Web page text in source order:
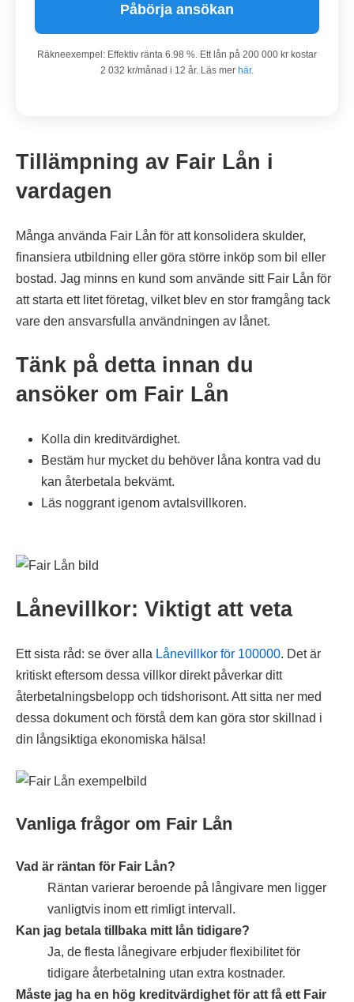
Påbörja ansökan
Räkneexempel: Effektiv ränta 6.98 %. Ett lån på 200 000 kr kostar
2 032 kr/månad i 12 år. Läs mer här.
Tillämpning av Fair Lån i
vardagen
Många använda Fair Lån för att konsolidera skulder,
finansiera utbildning eller göra större inköp som bil eller
bostad. Jag minns en kund som använde sitt Fair Lån för
att starta ett litet företag, vilket blev en stor framgång tack
vare den ansvarsfulla användningen av lånet.
Tänk på detta innan du
ansöker om Fair Lån
Kolla din kreditvärdighet.
Bestäm hur mycket du behöver låna kontra vad du
kan återbetala bekvämt.
Läs noggrant igenom avtalsvillkoren.
Lånevillkor: Viktigt att veta
Ett sista råd: se över alla Lånevillkor för 100000. Det är
kritiskt eftersom dessa villkor direkt påverkar ditt
återbetalningsbelopp och tidshorisont. Att sitta ner med
dessa dokument och förstå dem kan göra stor skillnad i
din långsiktiga ekonomiska hälsa!
Vanliga frågor om Fair Lån
Vad är räntan för Fair Lån?
Räntan varierar beroende på långivare men ligger
vanligtvis inom ett rimligt intervall.
Kan jag betala tillbaka mitt lån tidigare?
Ja, de flesta lånegivare erbjuder flexibilitet för
tidigare återbetalning utan extra kostnader.
Måste jag ha en hög kreditvärdighet för att få ett Fair